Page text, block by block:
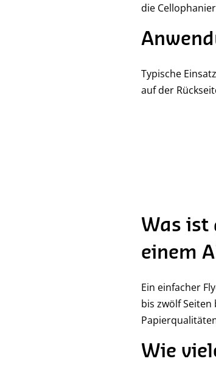
die
Typische
auf der
Was ist
einem
Ein einfacher
bis zwölf
Wie